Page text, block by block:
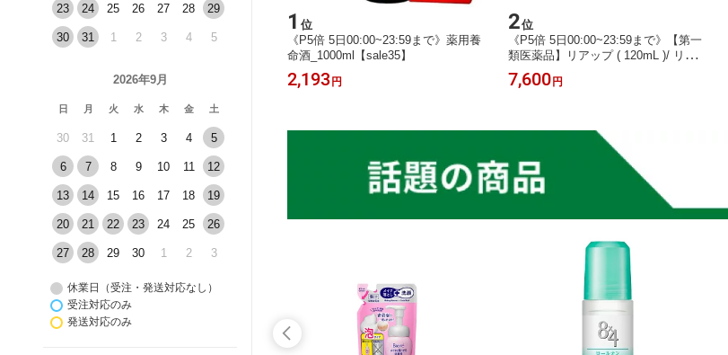
23 24 25 26 27 28 29
30 31 1 2 3 4 5
2026年9月
日 月 火 水 木 金 土
30 31 1 2 3 4 5
6 7 8 9 10 11 12
13 14 15 16 17 18 19
20 21 22 23 24 25 26
27 28 29 30 1 2 3
休業日（受注・発送対応なし）
受注対応のみ
発送対応のみ
15位
【第2類医薬品】命の母A 420錠[婦人
円
1 位
《P5倍 5日00:00~23:59まで》薬用養
命酒_1000ml【sale35】
2,193 円
2位
《P5倍 5日00:00~23:59まで》【第一
類医薬品】リアップ ( 120mL )/ リア
ップ ( リアップ 120ml )
7,600 円